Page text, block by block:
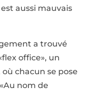
aussi mauvais
a trouvé
office», un
chacun se pose
nom de